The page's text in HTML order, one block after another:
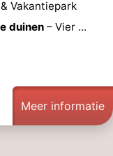
Vakantiepark
duinen – Vier ...
Meer informatie